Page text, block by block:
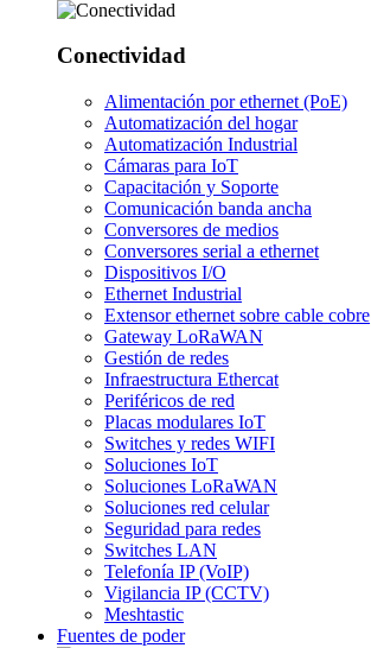
Conectividad
Alimentación por ethernet (PoE)
Automatización del hogar
Automatización Industrial
Cámaras para IoT
Capacitación y Soporte
Comunicación banda ancha
Conversores de medios
Conversores serial a ethernet
Dispositivos I/O
Ethernet Industrial
Extensor ethernet sobre cable cobre
Gateway LoRaWAN
Gestión de redes
Infraestructura Ethercat
Periféricos de red
Placas modulares IoT
Switches y redes WIFI
Soluciones IoT
Soluciones LoRaWAN
Soluciones red celular
Seguridad para redes
Switches LAN
Telefonía IP (VoIP)
Vigilancia IP (CCTV)
Meshtastic
Fuentes de poder